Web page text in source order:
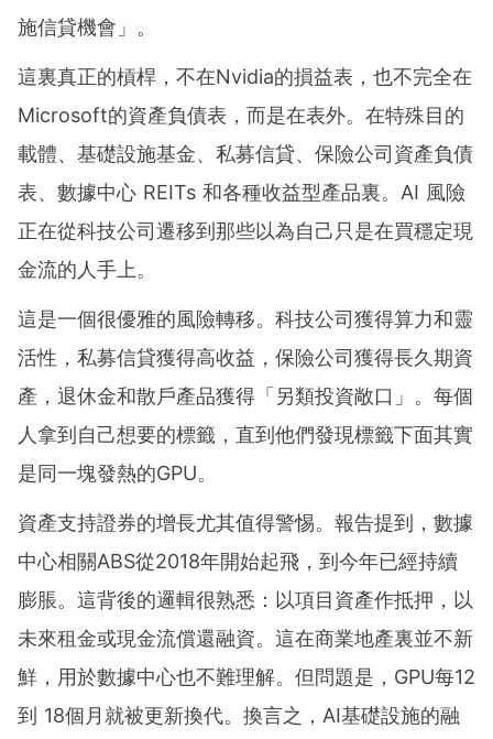
施信貸機會」。
這裏真正的槓桿，不在Nvidia的損益表，也不完全在
Microsoft的資產負債表，而是在表外。在特殊目的
載體、基礎設施基金、私募信貸、保險公司資產負債
表、數據中心 REITs 和各種收益型產品裏。AI 風險
正在從科技公司遷移到那些以為自己只是在買穩定現
金流的人手上。
這是一個很優雅的風險轉移。科技公司獲得算力和靈
活性，私募信貸獲得高收益，保險公司獲得長久期資
產，退休金和散戶產品獲得「另類投資敞口」。每個
人拿到自己想要的標籤，直到他們發現標籤下面其實
是同一塊發熱的GPU。
資產支持證券的增長尤其值得警惕。報告提到，數據
中心相關ABS從2018年開始起飛，到今年已經持續
膨脹。這背後的邏輯很熟悉：以項目資產作抵押，以
未來租金或現金流償還融資。這在商業地產裏並不新
鮮，用於數據中心也不難理解。但問題是，GPU每12
到 18個月就被更新換代。換言之，AI基礎設施的融